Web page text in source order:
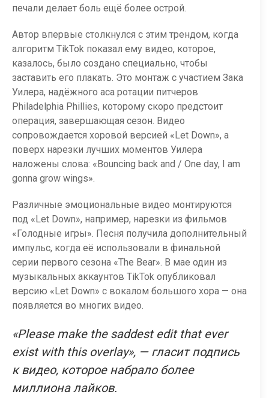
печали делает боль ещё более острой.
Автор впервые столкнулся с этим трендом, когда
алгоритм TikTok показал ему видео, которое,
казалось, было создано специально, чтобы
заставить его плакать. Это монтаж с участием Зака
Уилера, надёжного аса ротации питчеров
Philadelphia Phillies, которому скоро предстоит
операция, завершающая сезон. Видео
сопровождается хоровой версией «Let Down», а
поверх нарезки лучших моментов Уилера
наложены слова: «Bouncing back and / One day, I am
gonna grow wings».
Различные эмоциональные видео монтируются
под «Let Down», например, нарезки из фильмов
«Голодные игры». Песня получила дополнительный
импульс, когда её использовали в финальной
серии первого сезона «The Bear». В мае один из
музыкальных аккаунтов TikTok опубликовал
версию «Let Down» с вокалом большого хора — она
появляется во многих видео.
«Please make the saddest edit that ever
exist with this overlay», — гласит подпись
к видео, которое набрало более
миллиона лайков.